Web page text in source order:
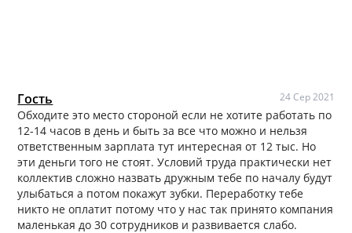
Гость 24 Сер 2021
Обходите это место стороной если не хотите работать по
12-14 часов в день и быть за все что можно и нельзя
ответственным зарплата тут интересная от 12 тыс. Но
эти деньги того не стоят. Условий труда практически нет
коллектив сложно назвать дружным тебе по началу будут
улыбаться а потом покажут зубки. Переработку тебе
никто не оплатит потому что у нас так принято компания
маленькая до 30 сотрудников и развивается слабо.